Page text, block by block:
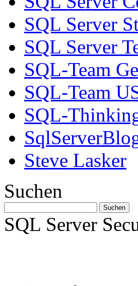
SQL Server
SQL Server
SQL-Team
SQL-Team
SQL-
Steve Lasker
Suchen
SQL Server